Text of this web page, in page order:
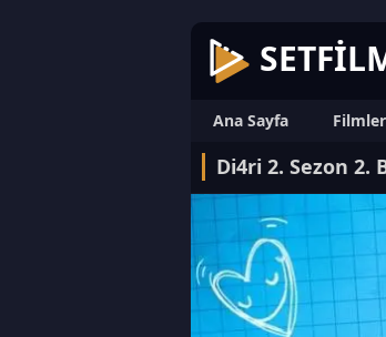
Ana Sayfa Filmler
Di4ri 2. Sezon 2.